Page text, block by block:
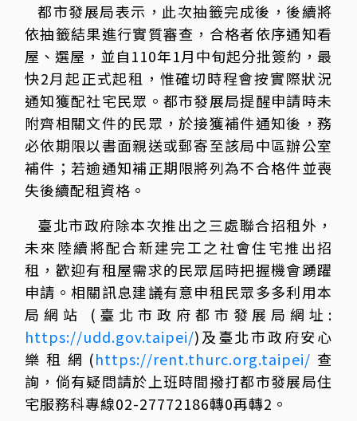
都市發展局表示，此次抽籤完成後，後續將
依抽籤結果進行實質審查，合格者依序通知看
屋、選屋，並自110年1月中旬起分批簽約，最
快2月起正式起租，惟確切時程會按實際狀況
通知獲配社宅民眾。都市發展局提醒申請時未
附齊相關文件的民眾，於接獲補件通知後，務
必依期限以書面親送或郵寄至該局中區辦公室
補件；若逾通知補正期限將列為不合格件並喪
失後續配租資格。
臺北市政府除本次推出之三處聯合招租外，
未來陸續將配合新建完工之社會住宅推出招
租，歡迎有租屋需求的民眾屆時把握機會踴躍
申請。相關訊息建議有意申租民眾多多利用本
局網站 (臺北市政府都市發展局網址:
https://udd.gov.taipei/)及臺北市政府安心
樂租網(https://rent.thurc.org.taipei/ 查
詢，倘有疑問請於上班時間撥打都市發展局住
宅服務科專線02-27772186轉0再轉2。